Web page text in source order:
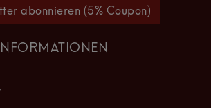
abonnieren (5% Coupon)